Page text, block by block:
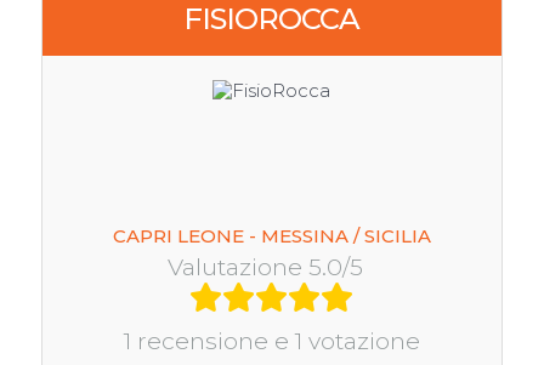
FISIOROCCA
CAPRI LEONE - MESSINA / SICILIA
Valutazione 5.0/5
1 recensione e 1 votazione